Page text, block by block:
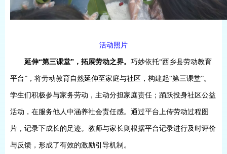
活动照片
延伸“第三课堂”，拓展劳动之界。巧妙依托“西乡县劳动教育
平台”，将劳动教育自然延伸至家庭与社区，构建起“第三课堂”。
学生们积极参与家务劳动，主动分担家庭责任；踊跃投身社区公益
活动，在服务他人中涵养社会责任感。通过平台上传劳动过程图
片，记录下成长的足迹。教师与家长则根据平台记录进行及时评价
与反馈，形成了有效的激励引导机制。